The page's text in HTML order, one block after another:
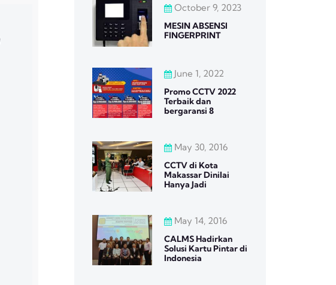
October 9, 2023
MESIN ABSENSI
FINGERPRINT
June 1, 2022
Promo CCTV 2022
Terbaik dan
bergaransi 8
May 30, 2016
CCTV di Kota
Makassar Dinilai
Hanya Jadi
May 14, 2016
CALMS Hadirkan
Solusi Kartu Pintar di
Indonesia